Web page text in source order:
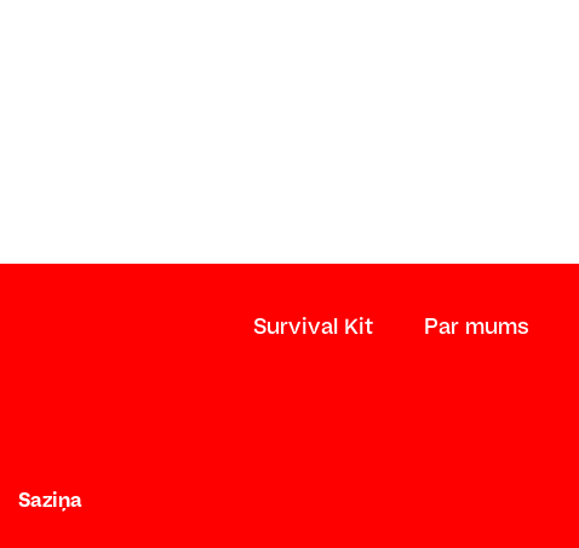
Survival Kit Par mums
Saziņa